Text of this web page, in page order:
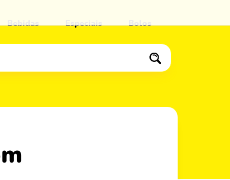
Bebidas Especiais Bolos